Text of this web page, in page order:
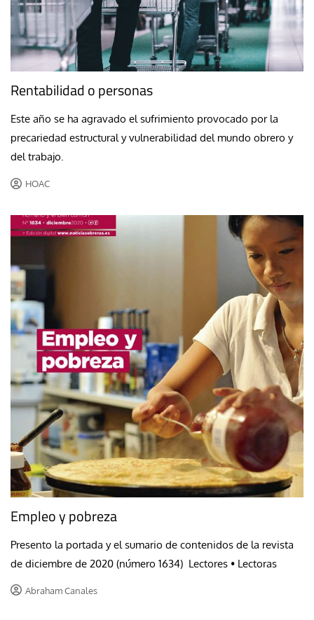
Rentabilidad o personas
Este año se ha agravado el sufrimiento provocado por la
precariedad estructural y vulnerabilidad del mundo obrero y
del trabajo.
HOAC
Empleo y pobreza
Presento la portada y el sumario de contenidos de la revista
de diciembre de 2020 (número 1634) Lectores • Lectoras
Abraham Canales